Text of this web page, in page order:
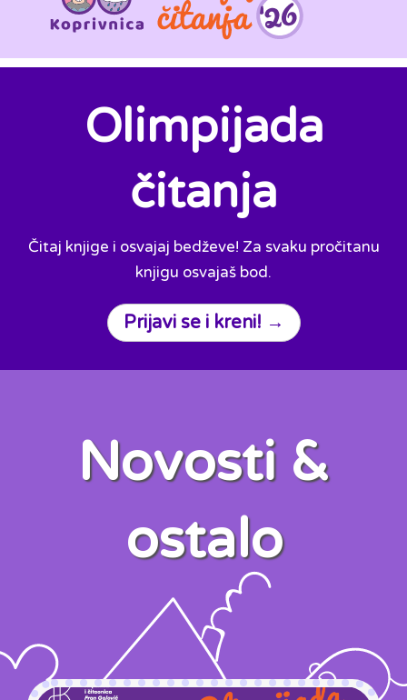
Olimpijada
čitanja
Čitaj knjige i osvajaj bedževe! Za svaku pročitanu
knjigu osvajaš bod.
Prijavi se i kreni! →
Novosti &
ostalo